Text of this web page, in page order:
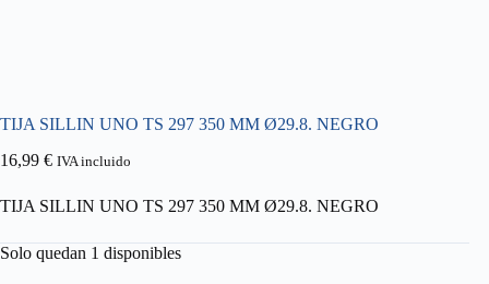
TIJA SILLIN UNO TS 297 350 MM Ø29.8. NEGRO
16,99 € IVA incluido
TIJA SILLIN UNO TS 297 350 MM Ø29.8. NEGRO
Solo quedan 1 disponibles